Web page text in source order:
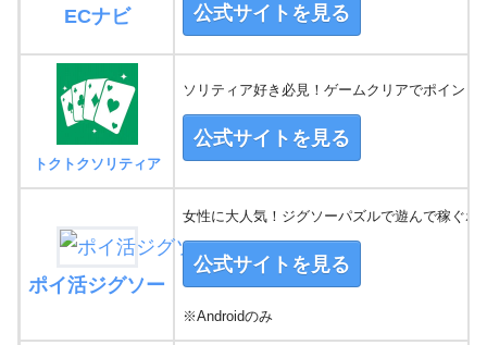
ECナビ 公式サイトを見る
トクトクソリティア
ソリティア好き必見！ゲームクリアでポイント
公式サイトを見る
ポイ活ジグソー
女性に大人気！ジグソーパズルで遊んで稼ぐポ
公式サイトを見る
※Androidのみ